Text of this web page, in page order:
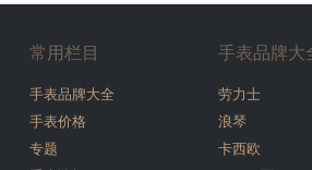
常用栏目
手表品牌大全
手表价格
专题
手表品牌大
劳力士
浪琴
卡西欧